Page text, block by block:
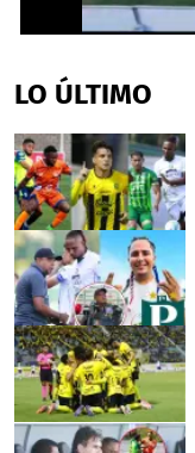
of
1
1
second
LO ÚLTIMO